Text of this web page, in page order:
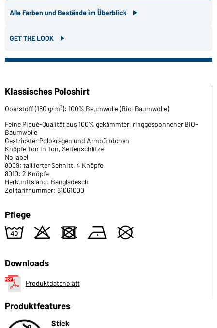
Alle Farben und Bestände im Überblick
GET THE LOOK
Klassisches Poloshirt
Oberstoff (180 g/m²): 100% Baumwolle (Bio-Baumwolle)
Feine Piqué-Qualität aus 100% gekämmter, ringgesponnener BIO-
Baumwolle
Gestrickter Polokragen und Armbündchen
Knöpfe Ton in Ton, Seitenschlitze
No label
8009: taillierter Schnitt, 4 Knöpfe
8010: 2 Knöpfe
Herkunftsland: Bangladesch
Zolltarifnummer: 61061000
Pflege
8 o d n U
Downloads
Produktdatenblatt
Produktfeatures
Stick